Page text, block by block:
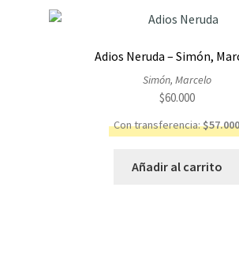
Adios Neruda – Simón,
Simón, Marcelo
$60.000
Con transferencia:$57.000
Añadir al carrito